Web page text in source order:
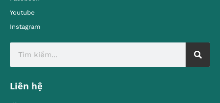
Youtube
Instagram
Liên hệ